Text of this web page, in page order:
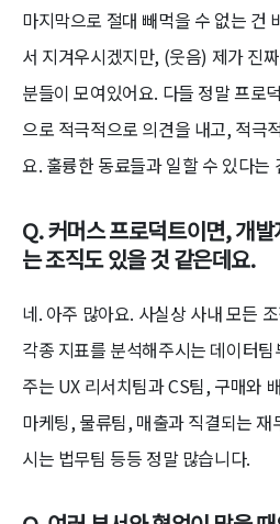
마지막으로 절대 빼먹을 수 없는 건
서 지겨우시겠지만, (웃음) 제가 진
분들이 모여있어요. 다들 정말 프로
으로 적극적으로 의견을 내고, 적극
요. 훌륭한 동료들과 일할 수 있다는
Q. 커머스 프로덕트이면, 개
는 조직도 있을 것 같은데요.
네. 아주 많아요. 사실상 사내 모든
각종 지표를 분석해주시는 데이터
주는 UX 리서치팀과 CS팀, 구매와
마케팅, 물류팀, 매출과 직결되는
시는 법무팀 등등 정말 많습니다.